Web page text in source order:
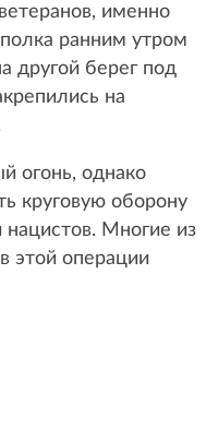
именно
ранним утром
другой берег под
на
огонь, однако
круговую оборону
нацистов. Многие из
этой операции